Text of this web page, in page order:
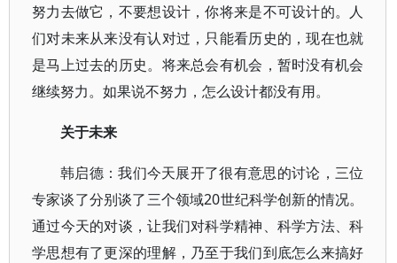
努力去做它，不要想设计，你将来是不可设计的。人
们对未来从来没有认对过，只能看历史的，现在也就
是马上过去的历史。将来总会有机会，暂时没有机会
继续努力。如果说不努力，怎么设计都没有用。
关于未来
韩启德：我们今天展开了很有意思的讨论，三位
专家谈了分别谈了三个领域20世纪科学创新的情况。
通过今天的对谈，让我们对科学精神、科学方法、科
学思想有了更深的理解，乃至于我们到底怎么来搞好